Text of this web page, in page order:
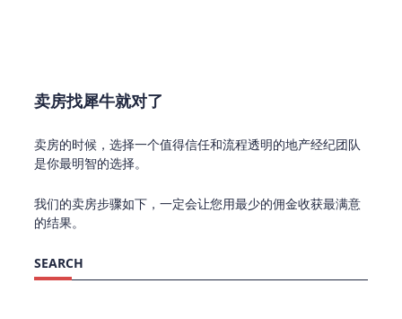
卖房找犀牛就对了
卖房的时候，选择一个值得信任和流程透明的地产经纪团队
是你最明智的选择。
我们的卖房步骤如下，一定会让您用最少的佣金收获最满意
的结果。
SEARCH